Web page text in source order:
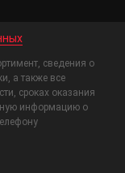
сведения о
а также все
сроках оказания
информацию о